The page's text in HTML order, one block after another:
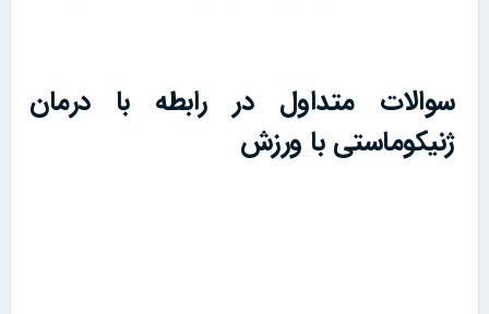
سوالات متداول در رابطه با درمان
ژنیکوماستی با ورزش